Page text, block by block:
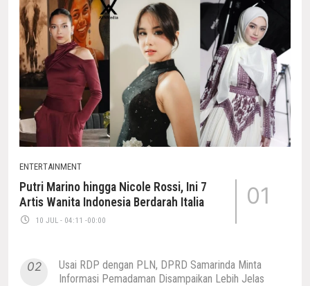
ENTERTAINMENT
Putri Marino hingga Nicole Rossi, Ini 7
Artis Wanita Indonesia Berdarah Italia
10 JUL - 04:11 -00:00
01
02
Usai RDP dengan PLN, DPRD Samarinda Minta
Informasi Pemadaman Disampaikan Lebih Jelas